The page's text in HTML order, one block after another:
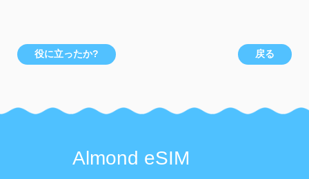
役に立ったか? 戻る
Almond eSIM